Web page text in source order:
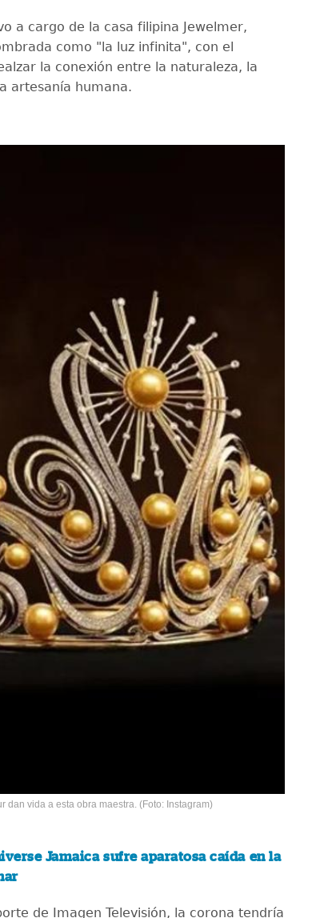
a cargo de la casa filipina Jewelmer,
como "la luz infinita", con el
la conexión entre la naturaleza, la
artesanía humana.
dan vida a esta obra maestra. (Foto: Instagram)
Jamaica sufre aparatosa caída en la
de Imagen Televisión, la corona tendría